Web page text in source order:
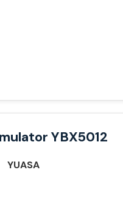
YBX5012
YUASA